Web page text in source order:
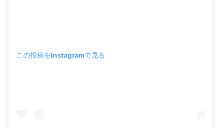
この投稿をInstagramで見る